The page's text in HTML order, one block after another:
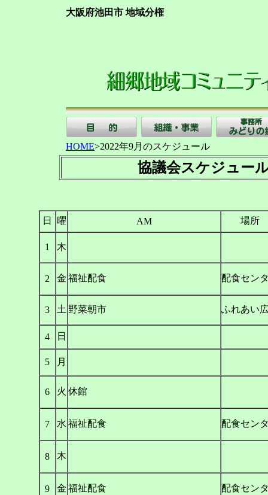
大阪府池田市 地域分権
HOME>2022年9月のスケジュール
協議会スケジ
日 曜 AM 場所
1 木
2 金 福祉配食 配食セン
3 土 野菜朝市 ふれあい
4 日
5 月
6 火 休館
7 水 福祉配食 配食セン
8 木
9 金 福祉配食 配食セン